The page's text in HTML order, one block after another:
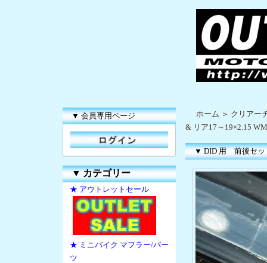
▼ 会員専用ページ
▼カテゴリー
★ アウトレットセール
★ ミニバイク マフラー/パー
ツ
ホーム ＞ クリアー
& リア17～19×2.15 WM
▼ DID 用 前後セッ